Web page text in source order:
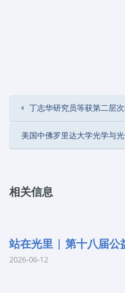
丁志华研究员等获第二层
美国中佛罗里达大学光学与
相关信息
站在光里 | 第十八届公
2026-06-12